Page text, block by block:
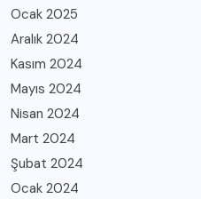
Ocak 2025
Aralık 2024
Kasım 2024
Mayıs 2024
Nisan 2024
Mart 2024
Şubat 2024
Ocak 2024